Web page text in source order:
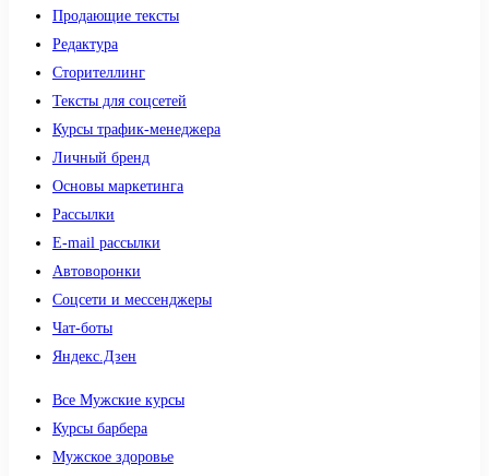
Продающие тексты
Редактура
Сторителлинг
Тексты для соцсетей
Курсы трафик-менеджера
Личный бренд
Основы маркетинга
Рассылки
E-mail рассылки
Автоворонки
Соцсети и мессенджеры
Чат-боты
Яндекс.Дзен
Все Мужские курсы
Курсы барбера
Мужское здоровье